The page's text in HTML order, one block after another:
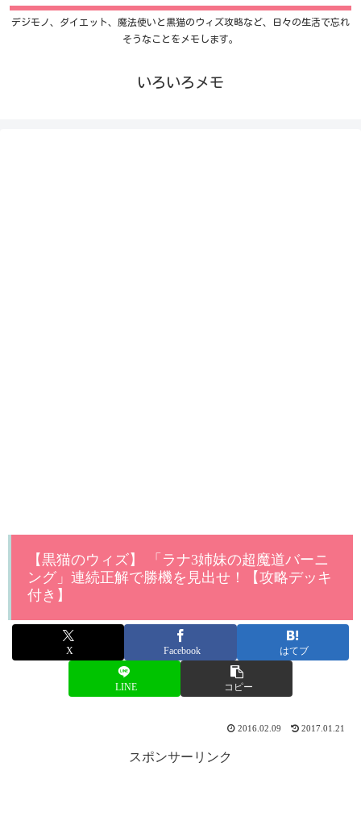
デジモノ、ダイエット、魔法使いと黒猫のウィズ攻略など、日々の生活で忘れ
そうなことをメモします。
いろいろメモ
【黒猫のウィズ】 「ラナ3姉妹の超魔道バーニ
ング」連続正解で勝機を見出せ！【攻略デッキ
付き】
X Facebook はてブ
LINE コピー
2016.02.09 2017.01.21
スポンサーリンク